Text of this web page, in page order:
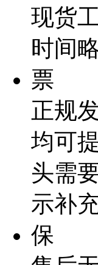
现货
时间
票
正规
均可
头需
示补
保